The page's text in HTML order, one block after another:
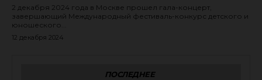
2 декабря 2024 года в Москве прошел гала-концерт,
завершающий Международный фестиваль-конкурс детского и
юношеского...
12 декабря 2024
ПОСЛЕДНЕЕ